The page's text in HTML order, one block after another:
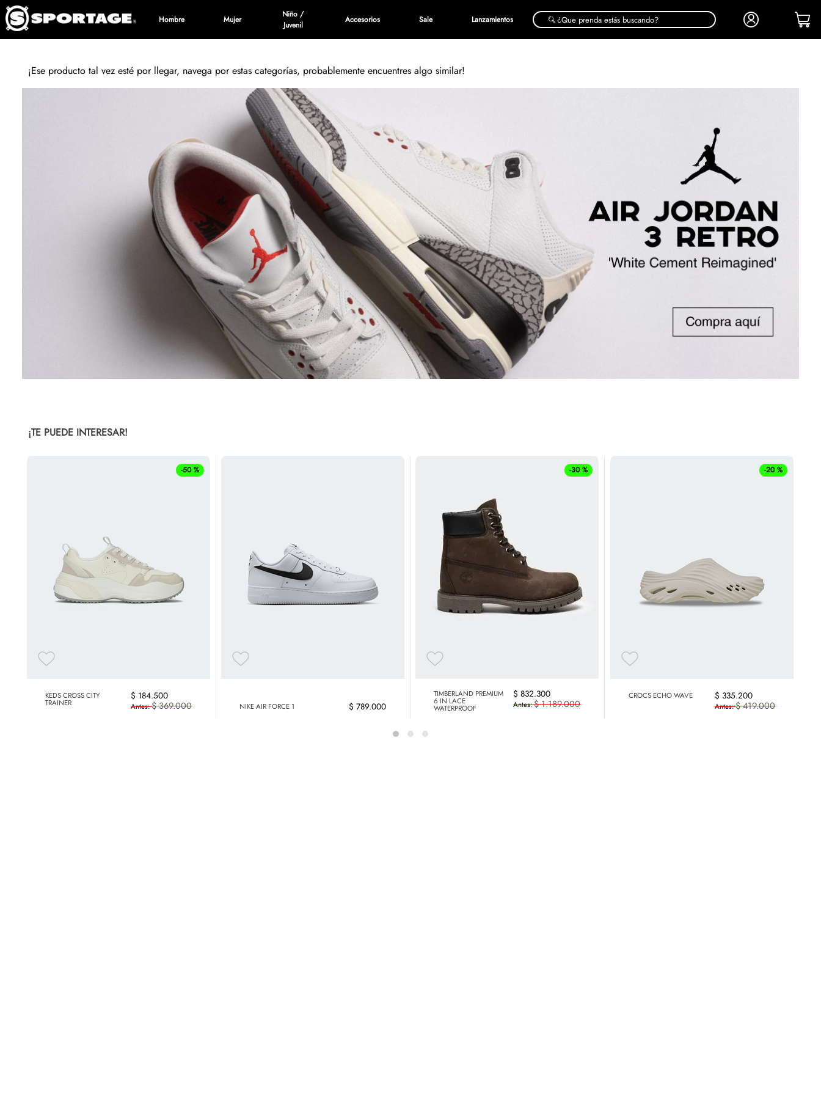
Hombre Mujer
Niño /
Juvenil
Accesorios Sale Lanzamientos ¿Que prenda estás buscando?
¡Ese producto tal vez esté por llegar, navega por estas categorías, probablemente encuentres algo similar!
¡TE PUEDE INTERESAR!
-50 %
KEDS CROSS CITY
TRAINER
$ 184.500
$369.000 NIKE AIR FORCE 1 $ 789.000
-30 %
TIMBERLAND PREMIUM
6 IN LACE
WATERPROOF
$ 832.300
$1.189.000
-20 %
CROCS ECHO WAVE $ 335.200
$419.000